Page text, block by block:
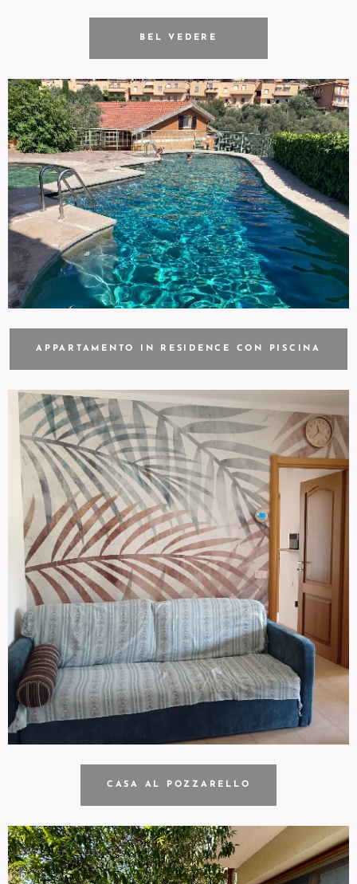
BEL VEDERE
APPARTAMENTO IN RESIDENCE CON PISCINA
CASA AL POZZARELLO